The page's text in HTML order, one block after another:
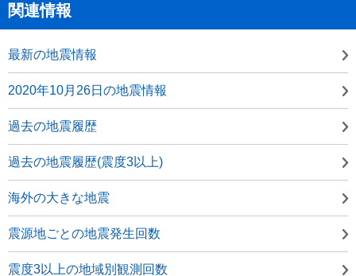
関連情報
最新の地震情報
2020年10月26日の地震情報
過去の地震履歴
過去の地震履歴(震度3以上)
海外の大きな地震
震源地ごとの地震発生回数
震度3以上の地域別観測回数